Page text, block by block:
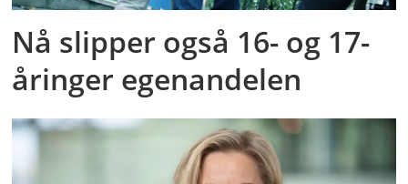
Nå slipper også 16- og 17-
åringer egenandelen